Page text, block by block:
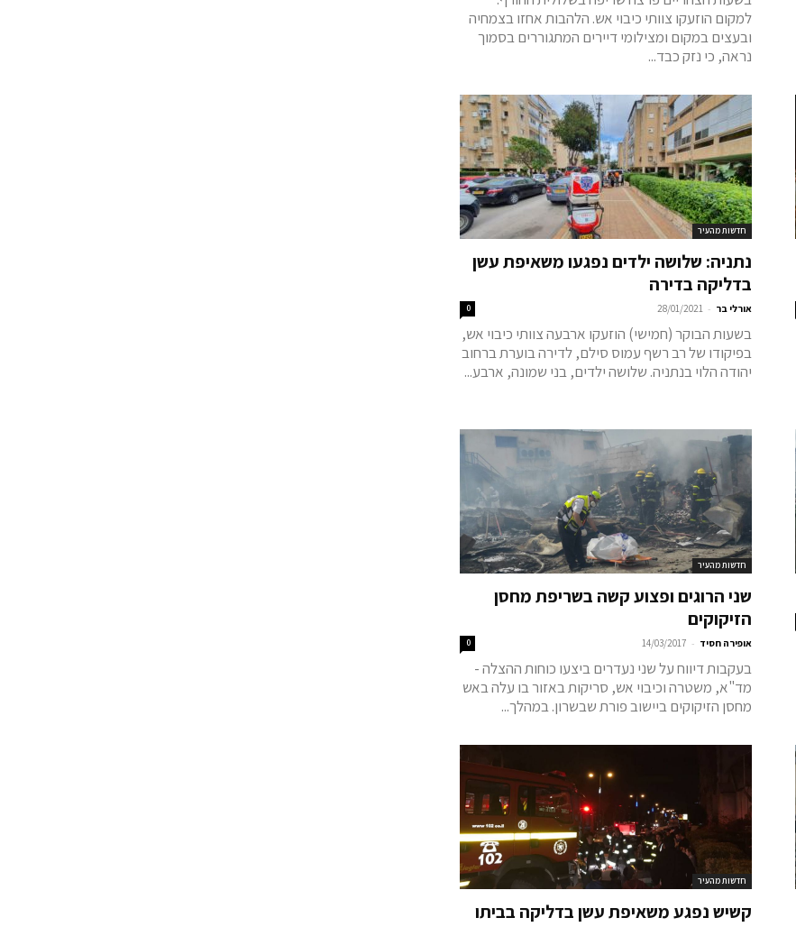
למקום הוזעקו צוותי כיבוי אש. הלהבות אחזו בצמחיה
ובעצים במקום ומצילומי דיירים המתגוררים בסמוך
נראה, כי נזק כבד...
חדשות מהעיר
נתניה: שלושה ילדים נפגעו משאיפת עשן
בדליקה בדירה
אורלי בר -
28/01/2021
0
בשעות הבוקר (חמישי) הוזעקו ארבעה צוותי כיבוי אש,
בפיקודו של רב רשף עמוס סילם, לדירה בוערת ברחוב
יהודה הלוי בנתניה. שלושה ילדים, בני שמונה, ארבע...
חדשות מהעיר
שני הרוגים ופצוע קשה בשריפת מחסן
הזיקוקים
אופירה חסיד -
14/03/2017
0
בעקבות דיווח על שני נעדרים ביצעו כוחות ההצלה -
מד"א, משטרה וכיבוי אש, סריקות באזור בו עלה באש
מחסן הזיקוקים ביישוב פורת שבשרון. במהלך...
חדשות מהעיר
קשיש נפגע משאיפת עשן בדליקה בביתו